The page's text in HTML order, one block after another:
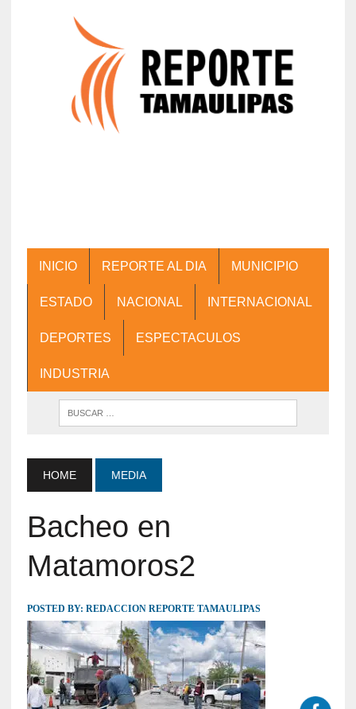
INICIO REPORTE AL DIA MUNICIPIO
ESTADO NACIONAL INTERNACIONAL
DEPORTES ESPECTACULOS
INDUSTRIA
HOME MEDIA
Bacheo en
Matamoros2
POSTED BY: REDACCION REPORTE TAMAULIPAS